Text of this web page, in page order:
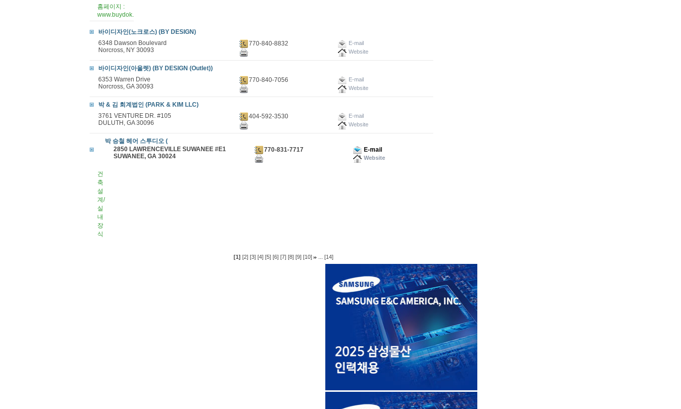
홈페이지 :
www.buydok.
바이디자인(노크로스) (BY DESIGN)
6348 Dawson Boulevard
Norcross, NY 30093
770-840-8832
E-mail
Website
바이디자인(아울렛) (BY DESIGN (Outlet))
6353 Warren Drive
Norcross, GA 30093
770-840-7056
E-mail
Website
박 & 김 회계법인 (PARK & KIM LLC)
3761 VENTURE DR. #105
DULUTH, GA 30096
404-592-3530
E-mail
Website
박 승철 헤어 스투디오 (
2850 LAWRENCEVILLE SUWANEE #E1
SUWANEE, GA 30024
770-831-7717 E-mail
Website
건
축
설
계/
실
내
장
식
[1] [2] [3] [4] [5] [6] [7] [8] [9] [10] ... [14]